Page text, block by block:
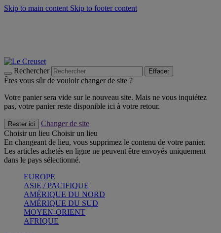
Skip to main content Skip to footer content
Rechercher Effacer
Êtes vous sûr de vouloir changer de site ?
Votre panier sera vide sur le nouveau site. Mais ne vous inquiétez
pas, votre panier reste disponible ici à votre retour.
Rester ici
Changer de site
Choisir un lieu Choisir un lieu
En changeant de lieu, vous supprimez le contenu de votre panier.
Les articles achetés en ligne ne peuvent être envoyés uniquement
dans le pays sélectionné.
EUROPE
ASIE / PACIFIQUE
AMÉRIQUE DU NORD
AMÉRIQUE DU SUD
MOYEN-ORIENT
AFRIQUE